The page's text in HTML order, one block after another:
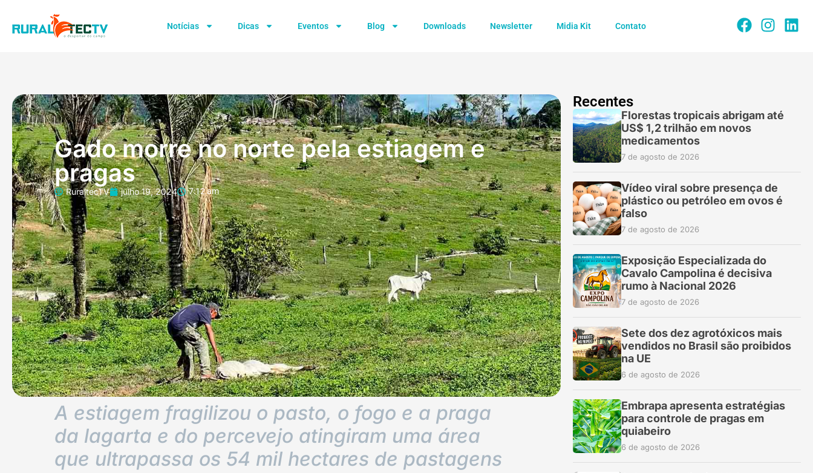
Notícias Dicas Eventos Blog Downloads Newsletter Midia Kit Contato
Gado morre no norte pela estiagem e
pragas
RuraltecTV julho 19, 2024 7:12 am
A estiagem fragilizou o pasto, o fogo e a praga
da lagarta e do percevejo atingiram uma área
que ultrapassa os 54 mil hectares de pastagens
Recentes
Florestas tropicais abrigam até
US$ 1,2 trilhão em novos
medicamentos
7 de agosto de 2026
Vídeo viral sobre presença de
plástico ou petróleo em ovos é
falso
7 de agosto de 2026
Exposição Especializada do
Cavalo Campolina é decisiva
rumo à Nacional 2026
7 de agosto de 2026
Sete dos dez agrotóxicos mais
vendidos no Brasil são proibidos
na UE
6 de agosto de 2026
Embrapa apresenta estratégias
para controle de pragas em
quiabeiro
6 de agosto de 2026